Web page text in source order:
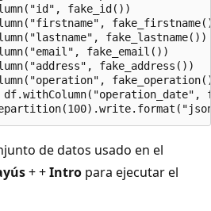
fake_id())
fake_lastname())
fake_email())
fake_address())
de datos usado en el
+ +Intro para ejecutar el